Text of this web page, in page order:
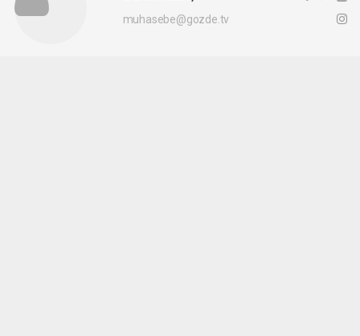
muhasebe@gozde.tv